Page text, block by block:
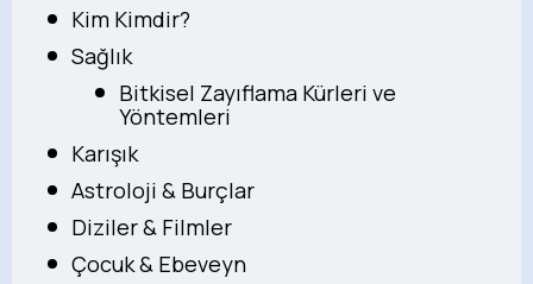
Kim Kimdir?
Sağlık
Bitkisel Zayıflama Kürleri ve
Yöntemleri
Karışık
Astroloji & Burçlar
Diziler & Filmler
Çocuk & Ebeveyn